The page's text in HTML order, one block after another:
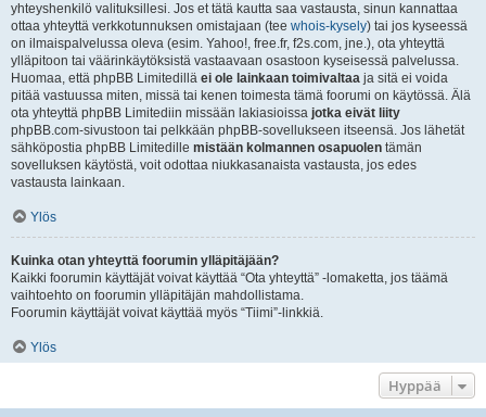
yhteyshenkilö valituksillesi. Jos et tätä kautta saa vastausta, sinun kannattaa
ottaa yhteyttä verkkotunnuksen omistajaan (tee whois-kysely) tai jos kyseessä
on ilmaispalvelussa oleva (esim. Yahoo!, free.fr, f2s.com, jne.), ota yhteyttä
ylläpitoon tai väärinkäytöksistä vastaavaan osastoon kyseisessä palvelussa.
Huomaa, että phpBB Limitedillä ei ole lainkaan toimivaltaa ja sitä ei voida
pitää vastuussa miten, missä tai kenen toimesta tämä foorumi on käytössä. Älä
ota yhteyttä phpBB Limitediin missään lakiasioissa jotka eivät liity
phpBB.com-sivustoon tai pelkkään phpBB-sovellukseen itseensä. Jos lähetät
sähköpostia phpBB Limitedille mistään kolmannen osapuolen tämän
sovelluksen käytöstä, voit odottaa niukkasanaista vastausta, jos edes
vastausta lainkaan.
Ylös
Kuinka otan yhteyttä foorumin ylläpitäjään?
Kaikki foorumin käyttäjät voivat käyttää “Ota yhteyttä” -lomaketta, jos täämä
vaihtoehto on foorumin ylläpitäjän mahdollistama.
Foorumin käyttäjät voivat käyttää myös “Tiimi”-linkkiä.
Ylös
Hyppää